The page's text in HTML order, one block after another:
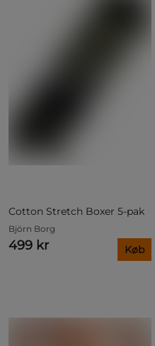
Cotton Stretch Boxer 5-pak
Björn Borg
499 kr Køb